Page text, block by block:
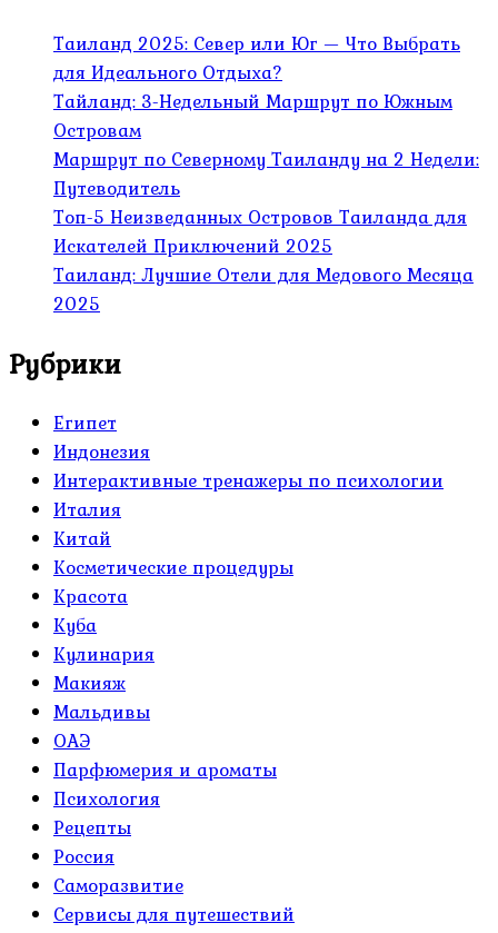
Таиланд 2025: Север или Юг — Что Выбрать
для Идеального Отдыха?
Тайланд: 3-Недельный Маршрут по Южным
Островам
Маршрут по Северному Таиланду на 2 Недели:
Путеводитель
Топ-5 Неизведанных Островов Таиланда для
Искателей Приключений 2025
Таиланд: Лучшие Отели для Медового Месяца
2025
Рубрики
Египет
Индонезия
Интерактивные тренажеры по психологии
Италия
Китай
Косметические процедуры
Красота
Куба
Кулинария
Макияж
Мальдивы
ОАЭ
Парфюмерия и ароматы
Психология
Рецепты
Россия
Саморазвитие
Сервисы для путешествий